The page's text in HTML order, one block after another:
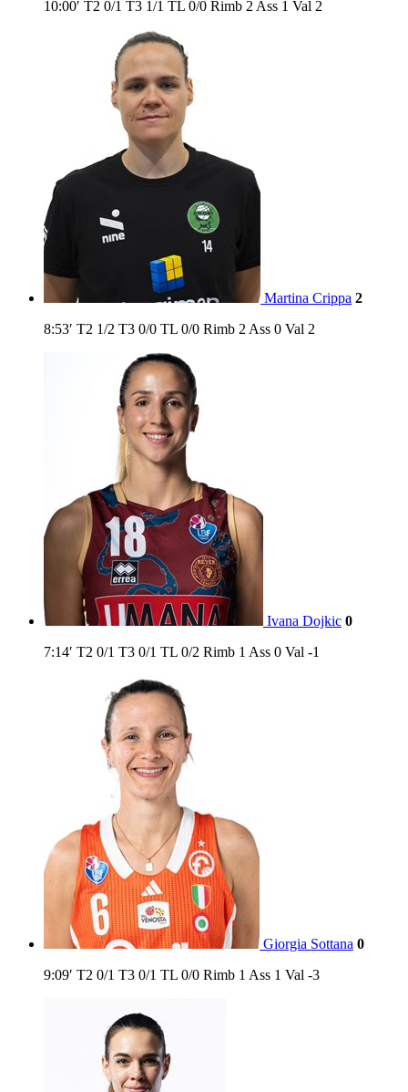
10:00′ T2 0/1 T3 1/1 TL 0/0 Rimb 2 Ass 1 Val 2
Martina Crippa 2
8:53′ T2 1/2 T3 0/0 TL 0/0 Rimb 2 Ass 0 Val 2
Ivana Dojkic 0
7:14′ T2 0/1 T3 0/1 TL 0/2 Rimb 1 Ass 0 Val -1
Giorgia Sottana 0
9:09′ T2 0/1 T3 0/1 TL 0/0 Rimb 1 Ass 1 Val -3